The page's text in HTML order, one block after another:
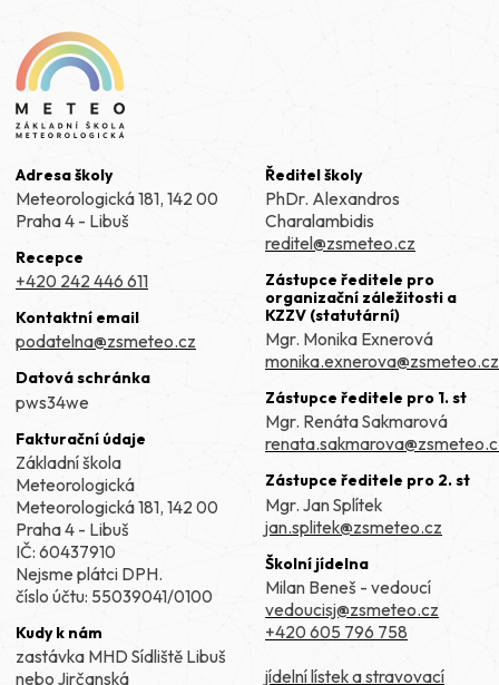
Adresa školy
Meteorologická 181, 142 00
Praha 4 - Libuš
Recepce
+420 242 446 611
Kontaktní email
podatelna@zsmeteo.cz
Datová schránka
pws34we
Fakturační údaje
Základní škola
Meteorologická
Meteorologická 181, 142 00
Praha 4 - Libuš
IČ: 60437910
Nejsme plátci DPH.
číslo účtu: 55039041/0100
Kudy k nám
zastávka MHD Sídliště Libuš
nebo Jirčanská
Ředitel školy
PhDr. Alexandros
Charalambidis
reditel@zsmeteo.cz
Zástupce ředitele pro
organizační záležitosti a
KZZV (statutární)
Mgr. Monika Exnerová
monika.exnerova@zsmeteo.cz
Zástupce ředitele pro 1. st
Mgr. Renáta Sakmarová
Zástupce ředitele pro 2. st
Mgr. Jan Splítek
jan.splitek@zsmeteo.cz
Školní jídelna
Milan Beneš - vedoucí
vedoucisj@zsmeteo.cz
+420 605 796 758
jídelní lístek a stravovací